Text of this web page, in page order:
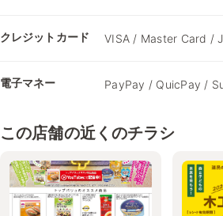
クレジットカード VISA / Master Card /
電子マネー PayPay / QuicPay /
この店舗の近くのチラシ